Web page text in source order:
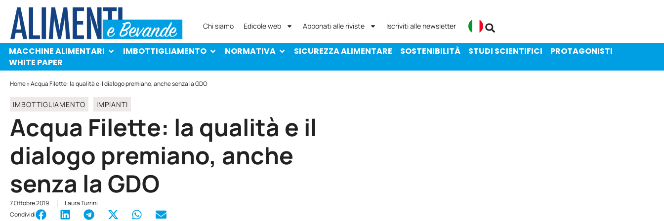
MACCHINE ALIMENTARI
PROTAGONISTI
WHITE PAPER
Chi siamo Edicole web Abbonati alle riviste Iscriviti alle newsletter
MACCHINE ALIMENTARI IMBOTTIGLIAMENTO NORMATIVA SICUREZZA ALIMENTARE SOSTENIBILITÀ STUDI SCIENTIFICI
PROTAGONISTI
WHITE PAPER
Home»Acqua Filette: la qualità e il dialogo premiano, anche senza la GDO
IMBOTTIGLIAMENTO IMPIANTI
Acqua Filette: la qualità e il
dialogo premiano, anche
senza la GDO
7 Ottobre 2019
Laura Turrini
Condividi